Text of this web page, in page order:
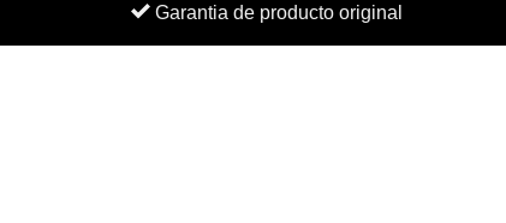
Garantia de producto original